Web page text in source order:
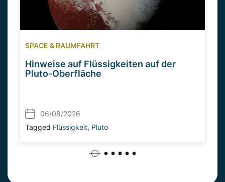
SPACE & RAUMFAHRT
Hinweise auf Flüssigkeiten auf der
Pluto-Oberfläche
06/08/2026
Tagged Flüssigkeit, Pluto